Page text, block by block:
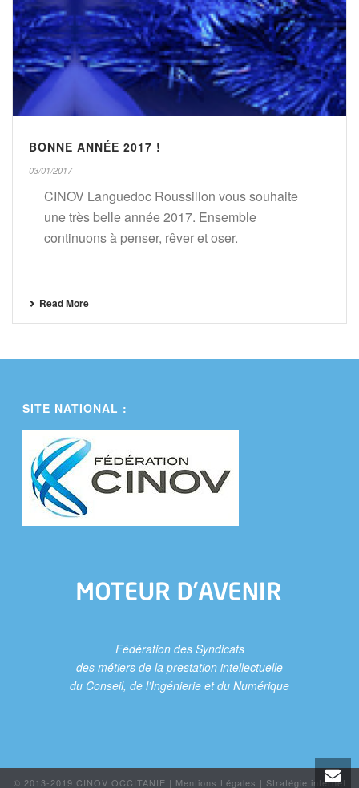
BONNE ANNÉE 2017 !
03/01/2017
CINOV Languedoc Roussillon vous souhaite
une très belle année 2017. Ensemble
continuons à penser, rêver et oser.
Read More
SITE NATIONAL :
Fédération des Syndicats
des métiers de la prestation intellectuelle
du Conseil, de l’Ingénierie et du Numérique
© 2013-2019 CINOV OCCITANIE | Mentions Légales | Stratégie internet